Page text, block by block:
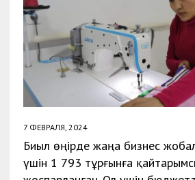
7 ФЕВРАЛЯ, 2024
Биыл өңірде жаңа бизнес
үшін 1 793 тұрғынға